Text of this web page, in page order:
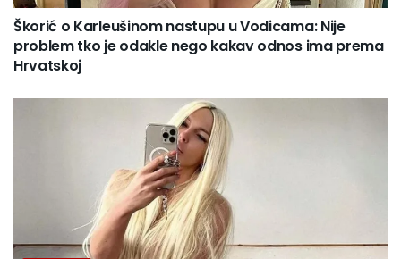
Škorić o Karleušinom nastupu u Vodicama: Nije
problem tko je odakle nego kakav odnos ima prema
Hrvatskoj